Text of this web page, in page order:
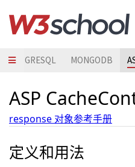
POSTGRESQL MONGODB
ASP
response 对象参考手册
定义和用法